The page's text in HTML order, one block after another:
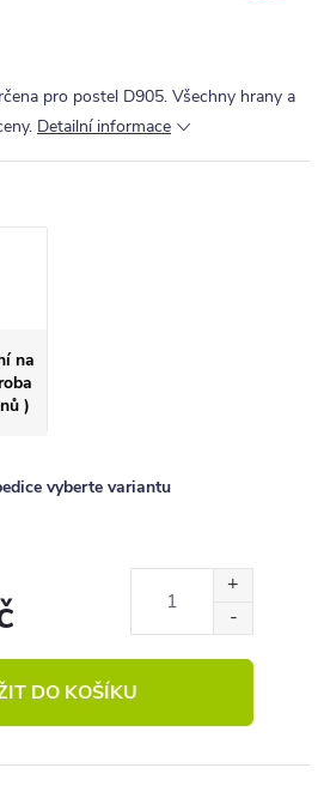
pro postel D905. Všechny hrany a
Detailní informace
na
)
vyberte variantu
DO KOŠÍKU